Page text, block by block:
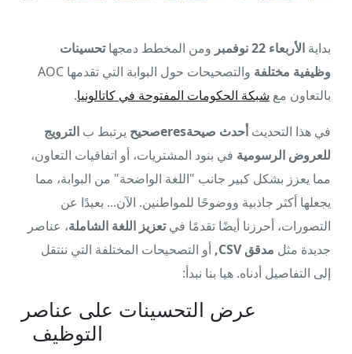
بداية الأربعاء 22 نوفمبر ومن المخطط دمجهاتحسينات
وظيفية مختلفة
والتصحيحات حول البوابة التي تقدمها AOC
بالتعاون مع شبكة الحكومات المفتوحة في كاتالونيا.
في هذا التحديثأحدث صيحةeresصحيح يرتبط ب الترويج
للعروض الرسومية في بنود المشتريات، أو اتفاقيات التعاون،
مما يعزز بشكل كبير جانب "اللغة الواضحة" من البوابة، مما
يجعلها أكثر جاذبية ووضوحًا للمواطنين. الآن... بعيدًا عن
التصورات، أحرزنا أيضًا تقدمًا فيتعزيز اللغة الشاملة، عناصر
جديدة مثل مدقق CSV,
أو التصحيحات المختلفة التي ننتقل
إلى التفاصيل أدناه. هيا بنا نبدأ:
عرض التحسينات على عناصر
التوظيف